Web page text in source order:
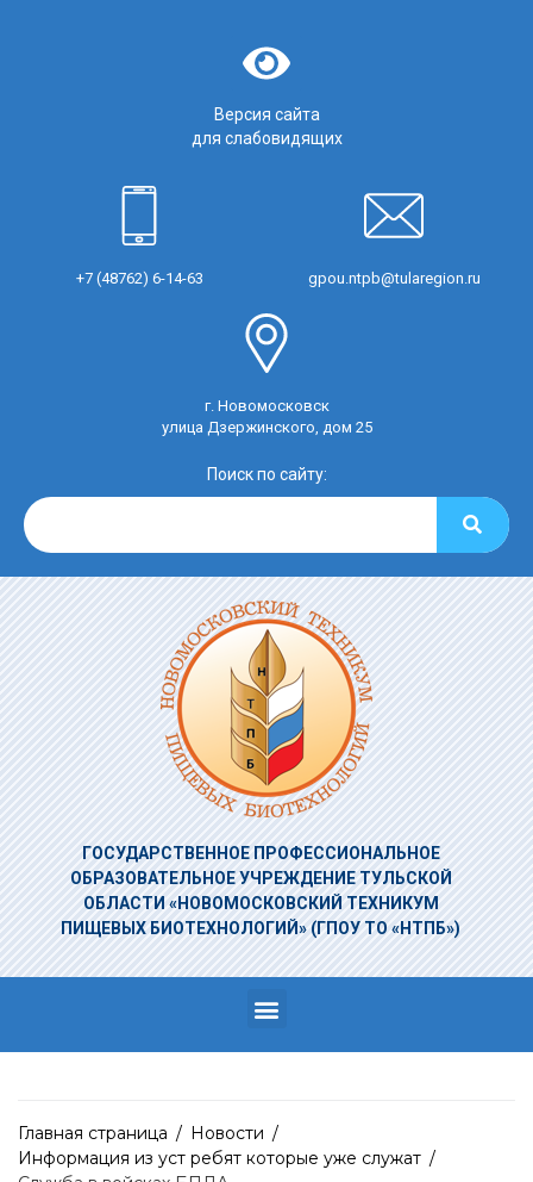
Версия сайта
для слабовидящих
+7 (48762) 6-14-63 gpou.ntpb@tularegion.ru
г. Новомосковск
улица Дзержинского, дом 25
Поиск по сайту:
ГОСУДАРСТВЕННОЕ ПРОФЕССИОНАЛЬНОЕ
ОБРАЗОВАТЕЛЬНОЕ УЧРЕЖДЕНИЕТУЛЬСКОЙ
ОБЛАСТИ «НОВОМОСКОВСКИЙ ТЕХНИКУМ
ПИЩЕВЫХ БИОТЕХНОЛОГИЙ» (ГПОУ ТО «НТПБ»)
Главная страница / Новости /
Информация из уст ребят которые уже служат /